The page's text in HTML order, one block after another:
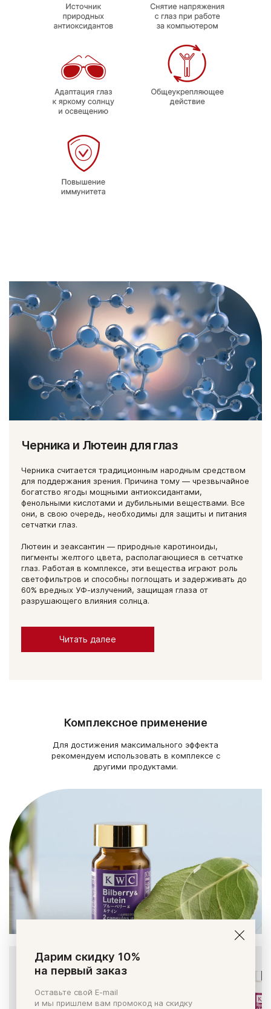
Черника и Лютеин для глаз
Черника считается традиционным народным средством
для поддержания зрения. Причина тому — чрезвычайное
богатство ягоды мощными антиоксидантами,
фенольными кислотами и дубильными веществами. Все
они, в свою очередь, необходимы для защиты и питания
сетчатки глаз.
Лютеин и зеаксантин — природные каротиноиды,
пигменты желтого цвета, располагающиеся в сетчатке
глаз. Работая в комплексе, эти вещества играют роль
светофильтров и способны поглощать и задерживать до
60% вредных УФ-излучений, защищая глаза от
разрушающего влияния солнца.
Читать далее
Комплексное применение
Для достижения максимального эффекта
рекомендуем использовать в комплексе с
другими продуктами.
Дарим скидку 10%
на первый заказ
Оставьте свой E-mail
и мы пришлем вам промокод на скидку